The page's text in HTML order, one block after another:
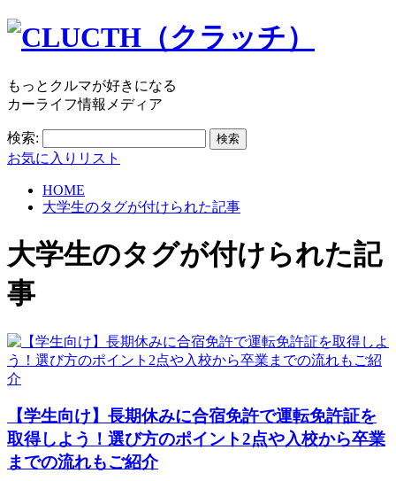
もっとクルマが好きになる
カーライフ情報メディア
検索:
お気に入りリスト
HOME
大学生のタグが付けられた記事
大学生のタグが付けられた記
事
【学生向け】長期休みに合宿免許で運転免許証を
取得しよう！選び方のポイント2点や入校から卒業
までの流れもご紹介